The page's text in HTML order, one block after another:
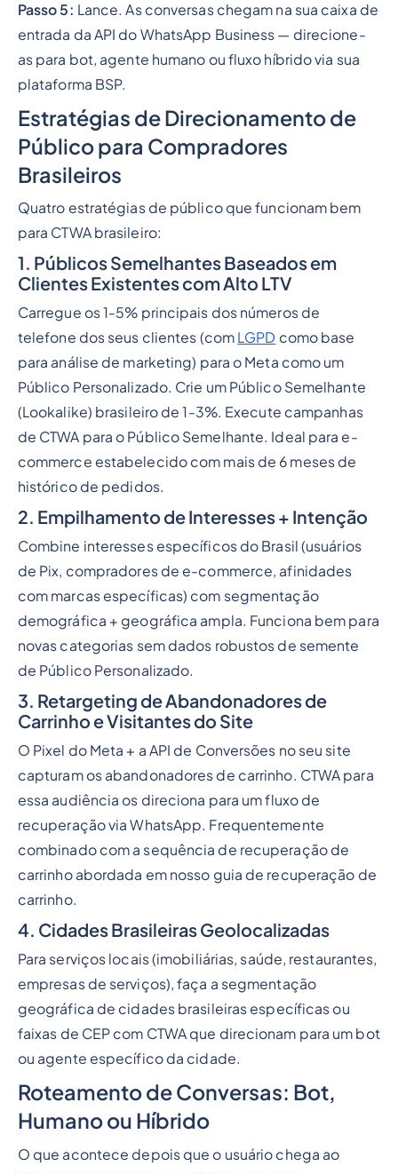
Passo 5: Lance. As conversas chegam na sua caixa de
entrada da API do WhatsApp Business — direcione-
as para bot, agente humano ou fluxo híbrido via sua
plataforma BSP.
Estratégias de Direcionamento de
Público para Compradores
Brasileiros
Quatro estratégias de público que funcionam bem
para CTWA brasileiro:
1. Públicos Semelhantes Baseados em
Clientes Existentes com Alto LTV
Carregue os 1-5% principais dos números de
telefone dos seus clientes (com LGPD como base
para análise de marketing) para o Meta como um
Público Personalizado. Crie um Público Semelhante
(Lookalike) brasileiro de 1-3%. Execute campanhas
de CTWA para o Público Semelhante. Ideal para e-
commerce estabelecido com mais de 6 meses de
histórico de pedidos.
2. Empilhamento de Interesses + Intenção
Combine interesses específicos do Brasil (usuários
de Pix, compradores de e-commerce, afinidades
com marcas específicas) com segmentação
demográfica + geográfica ampla. Funciona bem para
novas categorias sem dados robustos de semente
de Público Personalizado.
3. Retargeting de Abandonadores de
Carrinho e Visitantes do Site
O Pixel do Meta + a API de Conversões no seu site
capturam os abandonadores de carrinho. CTWA para
essa audiência os direciona para um fluxo de
recuperação via WhatsApp. Frequentemente
combinado com a sequência de recuperação de
carrinho abordada em nosso guia de recuperação de
carrinho.
4. Cidades Brasileiras Geolocalizadas
Para serviços locais (imobiliárias, saúde, restaurantes,
empresas de serviços), faça a segmentação
geográfica de cidades brasileiras específicas ou
faixas de CEP com CTWA que direcionam para um bot
ou agente específico da cidade.
Roteamento de Conversas: Bot,
Humano ou Híbrido
O que acontece depois que o usuário chega ao